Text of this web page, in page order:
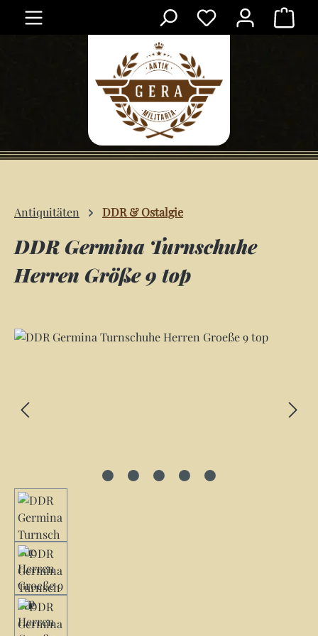
Zum Hauptinhalt springen
Antiquitäten DDR & Ostalgie
DDR Germina Turnschuhe
Herren Größe 9 top
Bildergalerie überspringen